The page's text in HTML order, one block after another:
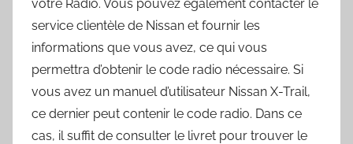
votre Radio. Vous pouvez également contacter le
service clientèle de Nissan et fournir les
informations que vous avez, ce qui vous
permettra d’obtenir le code radio nécessaire. Si
vous avez un manuel d’utilisateur Nissan X-Trail,
ce dernier peut contenir le code radio. Dans ce
cas, il suffit de consulter le livret pour trouver le